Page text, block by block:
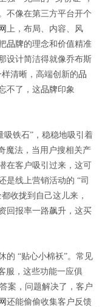
不像在第三方平台开个
上，布局、内容、风
品牌的理念和价值精准
设计简洁得就像乔布斯
清晰，高端创新的品
不了，这品牌印象
吸铁石”，稳稳地吸引着
魔法，当用户搜相关产
在客户吸引过来，这可
是线上营销活动的 “司
收拢到自己这儿来，
回报率一路飙升，这买
的 “贴心小棉袄”。常见
服，这些功能一应俱
案，问题解决了，客户
还能偷偷收集客户反馈